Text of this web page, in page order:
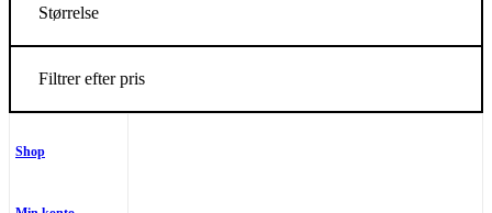
Størrelse
Filtrer efter pris
Shop